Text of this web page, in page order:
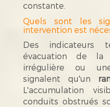
constante.
Quels sont les
intervention est
Des indicateurs
évacuation de la
irrégulière ou
signalent qu'un
L'accumulation
conduits obstrués